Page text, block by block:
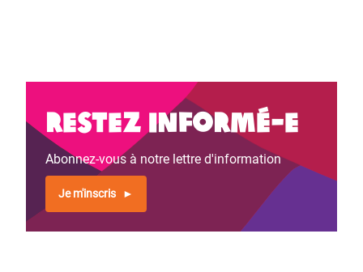
Restez informé-e
Abonnez-vous à notre lettre d'information
Je m'inscris